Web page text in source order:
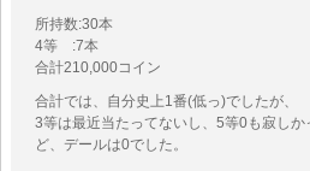
所持数:30本
4等 :7本
合計210,000コイン
合計では、自分史上1番(低っ)でしたが、
3等は最近当たってないし、5等0も寂し
ど、デールは0でした。